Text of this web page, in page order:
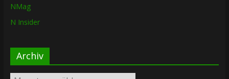
NMag
N Insider
Archiv